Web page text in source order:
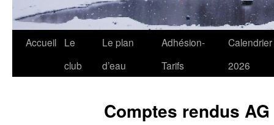
Aller
Accueil
Le
club
Le plan
d’eau
Adhésion-
Tarifs
Calendrier
2026
Comptes rendus AG